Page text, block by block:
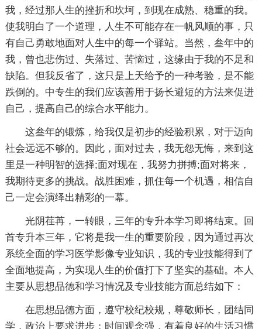
我，经过那人生的挫折和坎坷，到现在成熟、稳重的我。
使我明白了一个道理，人生不可能存在一帆风顺的事，只
有自己勇敢地面对人生中的每一个驿站。当然，叁年中的
我，曾也悲伤过、失落过、苦恼过，这缘由于我的不足和
缺陷。但我反省了，这只是上天给予的一种考验，是不能
跌倒的。中专生的我们应该善用于扬长避短的方法来促进
自己，提高自己的综合水平能力。
这叁年的锻炼，给我仅是初步的经验积累，对于迈向
社会远远不够的。因此，面对过去，我无怨无悔，来到这
里是一种明智的选择;面对现在，我努力拼搏;面对将来，
我期待更多的挑战。战胜困难，抓住每一个机遇，相信自
己一定会演绎出精彩的一幕。
光阴荏苒，一转眼，三年的专升本学习即将结束。回
首专升本三年，它将是我一生的重要阶段，因为通过再次
系统全面的学习医学影像专业知识，我的专业技能得到了
全面地提高，为实现人生的价值打下了坚实的基础。本人
主要从思想品德和学习情况及专业技能方面总结如下：
在思想品德方面，遵守校纪校规，尊敬师长，团结同
学，政治上要求进步；时间观念强，有着良好的生活习惯